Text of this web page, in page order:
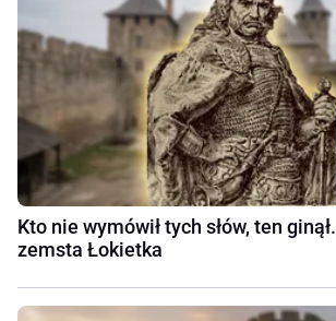
Kto nie wymówił tych słów, ten
zemsta Łokietka